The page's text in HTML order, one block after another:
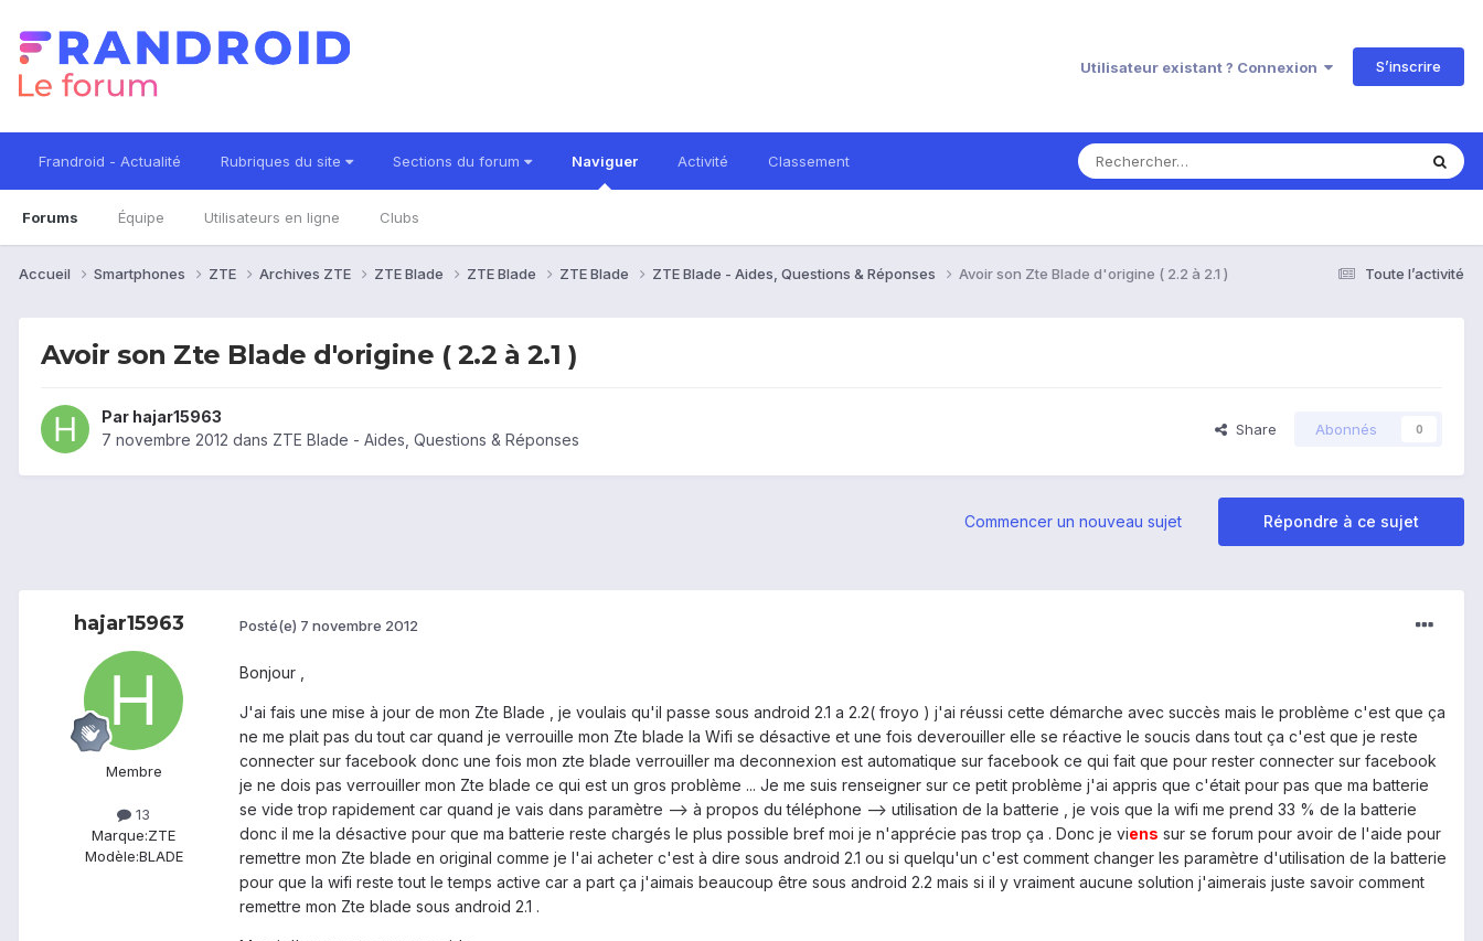
Utilisateur existant ? Connexion S’inscrire
Frandroid - Actualité Rubriques du site Sections du forum Naviguer
Forums Équipe Utilisateurs en ligne Clubs
Activité Classement
Toute l’activité
Accueil Smartphones ZTE Archives ZTE ZTE Blade ZTE Blade ZTE Blade ZTE Blade - Aides, Questions & Réponses Avoir son Zte Blade d'origine ( 2.2 à 2.1 )
Avoir son Zte Blade d'origine ( 2.2 à 2.1 )
Par hajar15963
7 novembre 2012 dans ZTE Blade - Aides, Questions & Réponses
Share Abonnés 0
Répondre à ce sujet
Commencer un nouveau sujet
hajar15963
Membre
13
Marque:ZTE
Modèle:BLADE
Posté(e) 7 novembre 2012
Bonjour ,
J'ai fais une mise à jour de mon Zte Blade , je voulais qu'il passe sous android 2.1 a 2.2( froyo ) j'ai réussi cette démarche avec succès mais le problème c'est que ça
ne me plait pas du tout car quand je verrouille mon Zte blade la Wifi se désactive et une fois deverouiller elle se réactive le soucis dans tout ça c'est que je reste
connecter sur facebook donc une fois mon zte blade verrouiller ma deconnexion est automatique sur facebook ce qui fait que pour rester connecter sur facebook
je ne dois pas verrouiller mon Zte blade ce qui est un gros problème ... Je me suis renseigner sur ce petit problème j'ai appris que c'était pour pas que ma batterie
se vide trop rapidement car quand je vais dans paramètre --> à propos du téléphone --> utilisation de la batterie , je vois que la wifi me prend 33 % de la batterie
donc il me la désactive pour que ma batterie reste chargés le plus possible bref moi je n'apprécie pas trop ça . Donc je viens sur se forum pour avoir de l'aide pour
remettre mon Zte blade en original comme je l'ai acheter c'est à dire sous android 2.1 ou si quelqu'un c'est comment changer les paramètre d'utilisation de la batterie
pour que la wifi reste tout le temps active car a part ça j'aimais beaucoup être sous android 2.2 mais si il y vraiment aucune solution j'aimerais juste savoir comment
remettre mon Zte blade sous android 2.1 .